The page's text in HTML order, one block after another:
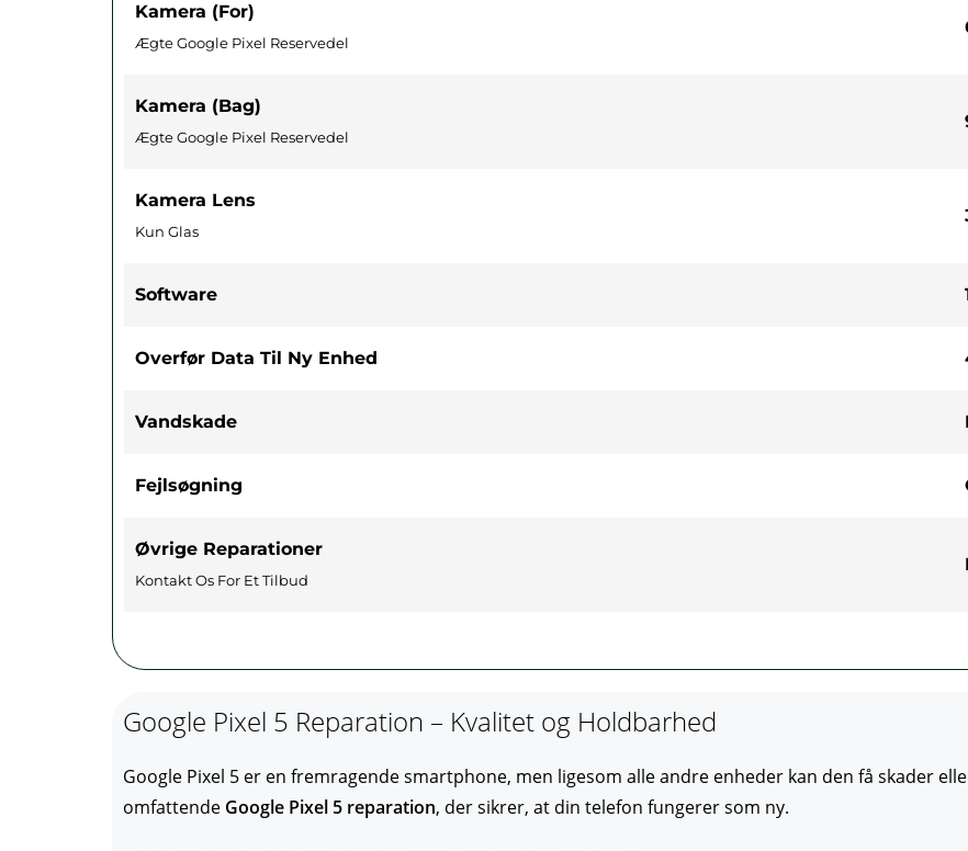
Kamera (for)
Ægte Google Pixel Reservedel
Kamera (bag)
Ægte Google Pixel Reservedel
Kamera Lens
Kun Glas
Software
Overfør Data Til Ny Enhed
Vandskade
Fejlsøgning
Øvrige Reparationer
Kontakt Os For Et Tilbud
Google Pixel 5 Reparation – Kvalitet og Holdbarhed
Google Pixel 5 er en fremragende smartphone, men ligesom alle andre enheder kan den få skader
omfattende Google Pixel 5 reparation, der sikrer, at din telefon fungerer som ny.